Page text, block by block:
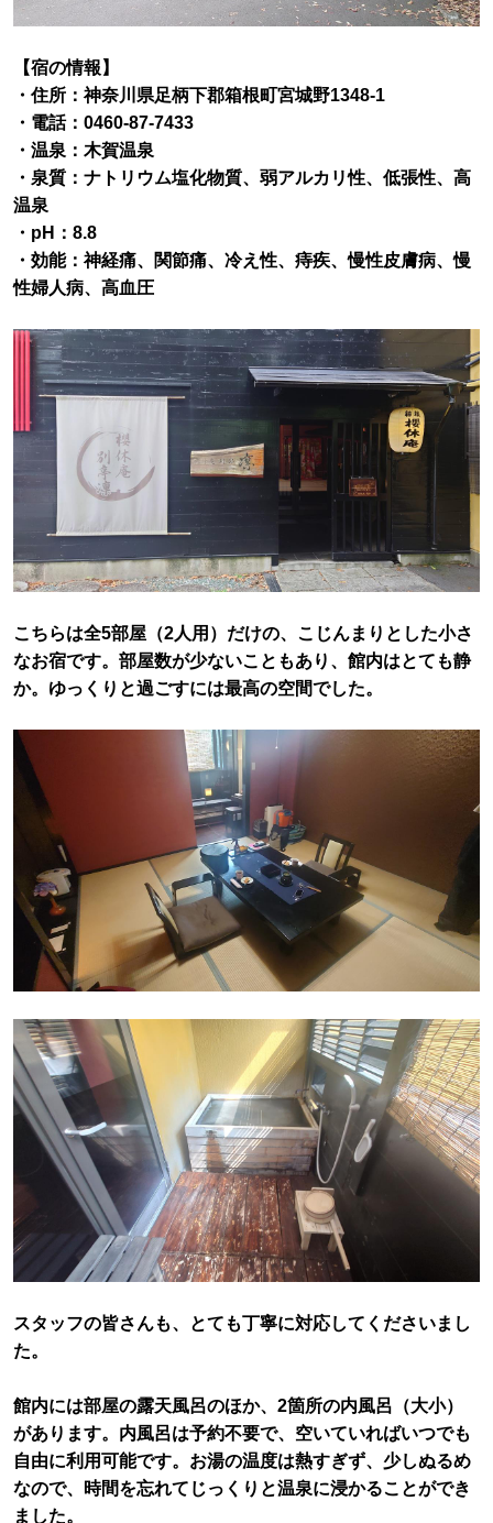
【宿の情報】
・住所：神奈川県足柄下郡箱根町宮城野1348-1
・電話：0460-87-7433
・温泉：木賀温泉
・泉質：ナトリウム塩化物質、弱アルカリ性、低張性、高
温泉
・pH：8.8
・効能：神経痛、関節痛、冷え性、痔疾、慢性皮膚病、慢
性婦人病、高血圧
こちらは全5部屋（2人用）だけの、こじんまりとした小さ
なお宿です。部屋数が少ないこともあり、館内はとても静
か。ゆっくりと過ごすには最高の空間でした。
スタッフの皆さんも、とても丁寧に対応してくださいまし
た。
館内には部屋の露天風呂のほか、2箇所の内風呂（大小）
があります。内風呂は予約不要で、空いていればいつでも
自由に利用可能です。お湯の温度は熱すぎず、少しぬるめ
なので、時間を忘れてじっくりと温泉に浸かることができ
ました。